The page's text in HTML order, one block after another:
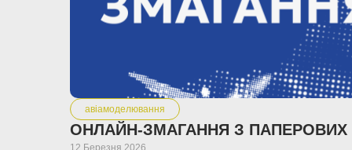
авіамоделювання